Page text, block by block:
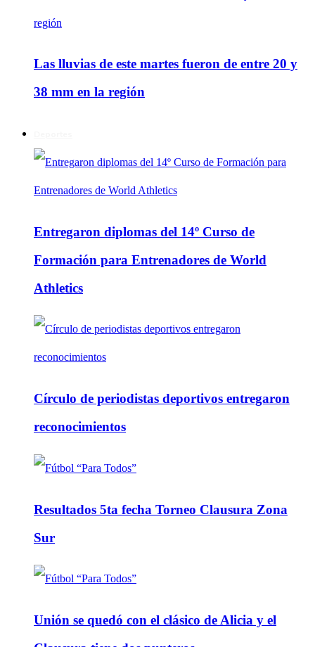
Las lluvias de este martes fueron de entre 20 y
38 mm en la región
Entregaron diplomas del 14º Curso de
Formación para Entrenadores de World
Athletics
Círculo de periodistas deportivos entregaron
reconocimientos
Resultados 5ta fecha Torneo Clausura Zona
Sur
Unión se quedó con el clásico de Alicia y el